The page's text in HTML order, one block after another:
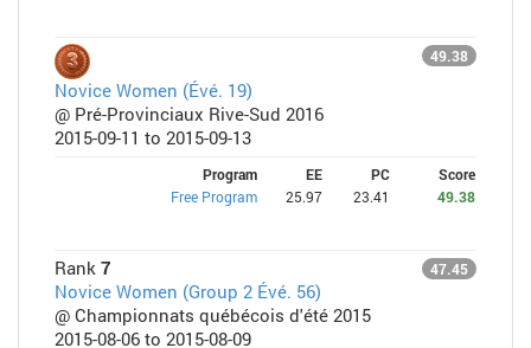
49.38
Novice Women (Évé. 19)
@ Pré-Provinciaux Rive-Sud 2016
2015-09-11 to 2015-09-13
Program EE PC
Score
Free Program
25.97 23.41 49.38
Rank 7 47.45
Novice Women (Group 2 Évé. 56)
@ Championnats québécois d'été 2015
2015-08-06 to 2015-08-09